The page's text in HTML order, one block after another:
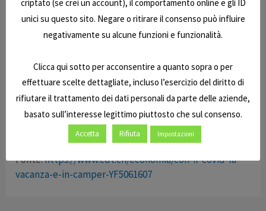
metà del 2022».
Complessivamente nel 2021 sono stati messi in
sempre incluso in queste statistiche) 279.827 nuovi
veicoli a motore, l’1,6% in più del 2021.
I dati sulle auto (+0,7% a 238.481) sono già stati
pubblicati lo scorso 3 gennaio dalla medesima
organizzazione.
Fonte:https://www.cdt.ch/economia/con-il-covid-la-
vacanza-e-in-camper-YF5061607
criptato (se crei un account), il comportamento online e gli ID
unici su questo sito. Negare o ritirare il consenso può influire
negativamente su alcune funzioni e funzionalità.
Clicca qui sotto per acconsentire a quanto sopra o per
effettuare scelte dettagliate, incluso l’esercizio del diritto di
rifiutare il trattamento dei dati personali da parte delle aziende,
basato sull’interesse legittimo piuttosto che sul consenso.
Accetta Rifiuta Impostazioni